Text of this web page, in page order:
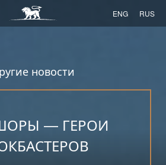
ENG RUS
новости
— ГЕРОИ